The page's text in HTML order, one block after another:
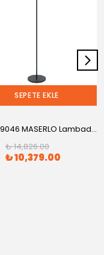
SEPETE EKLE
Eglo 99046 MASERLO Lambader
₺ 14,826.00
₺ 10,379.00